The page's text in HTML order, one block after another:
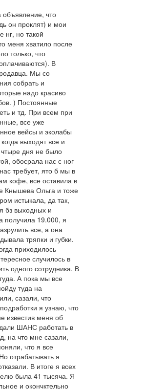
объявление, что
он проклят) и мои
нг, но такой
меня хватило после
только, что
В
Мы со
собрать и
надо красиво
) Постоянные
и тд. При всем при
все уже
вейсы и эколабы
выходят все и
дня не было
обосрала нас с ног
требует, ято б мы в
кофе, все оставила в
Кнышева Ольга и тоже
истыкала, да так,
бз выходных и
получила 19.000, я
все, а она
тряпки и губки.
приходилось
случилось в
одного сотрудника. В
А пока мы все
туда на
сазали, что
я узнаю, что
известив меня об
ШАНС работать в
на что мне сазали,
что я все
отрабатывать я
В итоге я всех
была 41 тысяча. Я
и окончктельно